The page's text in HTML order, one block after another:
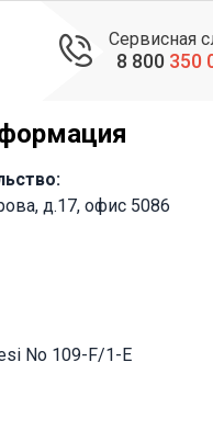
Сервисная
8 800 350
д.17, офис 5086
No 109-F/1-E